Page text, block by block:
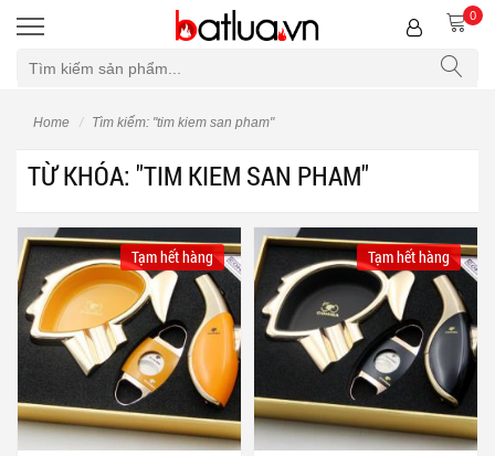
0
Home Tìm kiếm: "tim kiem san pham"
TỪ KHÓA: "TIM KIEM SAN PHAM"
Bộ lọc
Tạm hết hàng Tạm hết hàng